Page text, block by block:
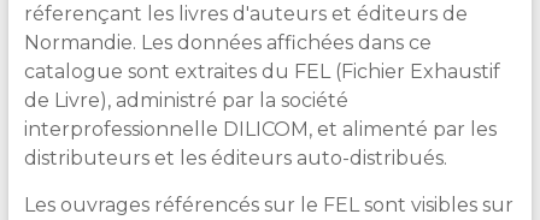
réferençant les livres d'auteurs et éditeurs de
Normandie. Les données affichées dans ce
catalogue sont extraites du FEL (Fichier Exhaustif
de Livre), administré par la société
interprofessionnelle DILICOM, et alimenté par les
distributeurs et les éditeurs auto-distribués.
Les ouvrages référencés sur le FEL sont visibles sur